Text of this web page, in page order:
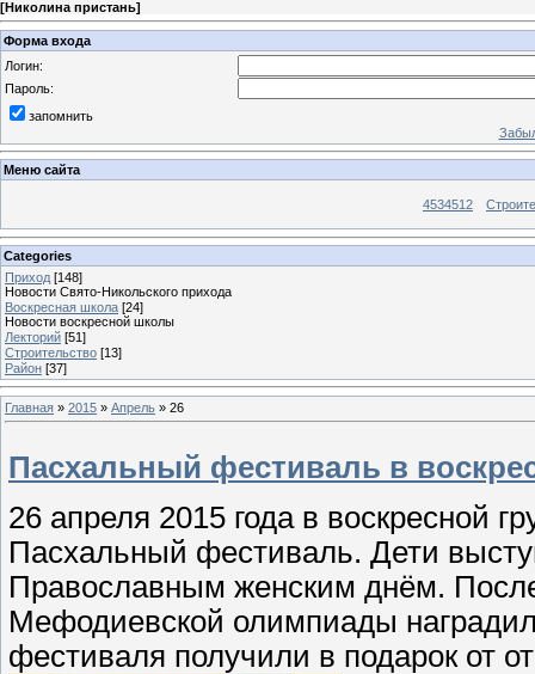
[Николина пристань]
Форма входа
Логин:
Пароль:
запомнить
Меню сайта
4534512
Categories
Приход [148]
Новости Свято-Никольского прихода
Воскресная школа [24]
Новости воскресной школы
Лекторий [51]
Строительство [13]
Район [37]
Главная » 2015 » Апрель » 26
Пасхальный фестиваль в
26 апреля 2015 года в воскресной
Пасхальный фестиваль. Дети
Православным женским днём.
Мефодиевской олимпиады
фестиваля получили в подарок от